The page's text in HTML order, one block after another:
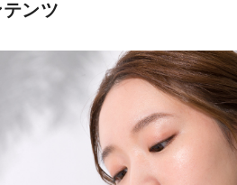
ンツ